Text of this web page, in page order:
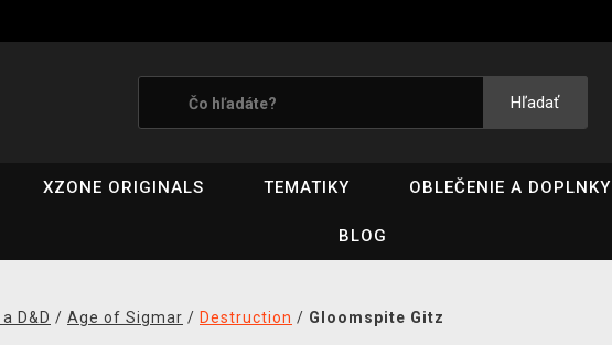
Hľadať
XZONE ORIGINALS TEMATIKY OBLEČENIE A DOPLNKY
BLOG
D&D / Age of Sigmar / Destruction / Gloomspite Gitz